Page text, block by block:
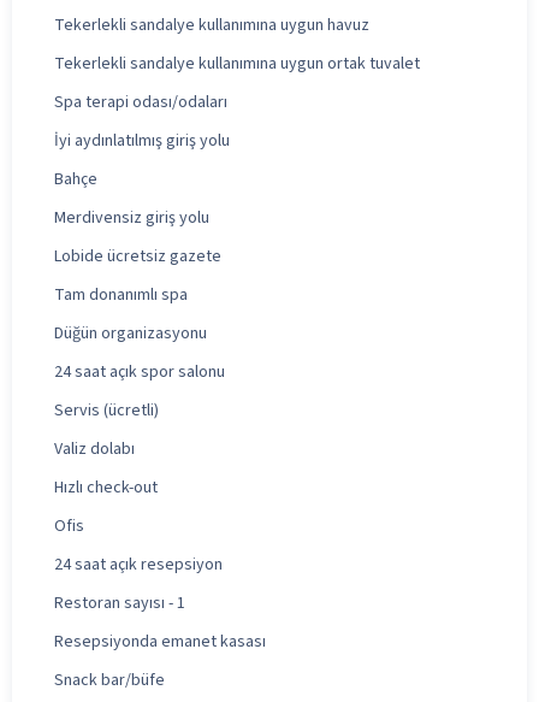
Tekerlekli sandalye kullanımına uygun havuz
Tekerlekli sandalye kullanımına uygun ortak tuvalet
Spa terapi odası/odaları
İyi aydınlatılmış giriş yolu
Bahçe
Merdivensiz giriş yolu
Lobide ücretsiz gazete
Tam donanımlı spa
Düğün organizasyonu
24 saat açık spor salonu
Servis (ücretli)
Valiz dolabı
Hızlı check-out
Ofis
24 saat açık resepsiyon
Restoran sayısı - 1
Resepsiyonda emanet kasası
Snack bar/büfe